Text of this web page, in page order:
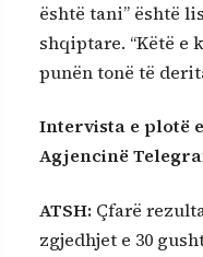
është tani” është
shqiptare. “Këtë e
punën tonë të
Intervista e plotë
Agjencinë
ATSH: Çfarë
zgjedhjet e 30